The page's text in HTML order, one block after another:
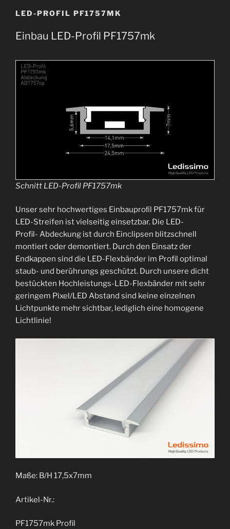
LED-PROFIL PF1757MK
Einbau LED-Profil PF1757mk
Schnitt LED-Profil PF1757mk
Unser sehr hochwertiges Einbauproﬁl PF1757mk für
LED-Streifen ist vielseitig einsetzbar. Die LED-
Profil- Abdeckung ist durch Einclipsen blitzschnell
montiert oder demontiert. Durch den Einsatz der
Endkappen sind die LED-Flexbänder im Profil optimal
staub- und berührungs geschützt. Durch unsere dicht
bestückten Hochleistungs-LED-Flexbänder mit sehr
geringem Pixel/LED Abstand sind keine einzelnen
Lichtpunkte mehr sichtbar, lediglich eine homogene
Lichtlinie!
Maße: B/H 17,5x7mm
Artikel-Nr.:
PF1757mk Profil